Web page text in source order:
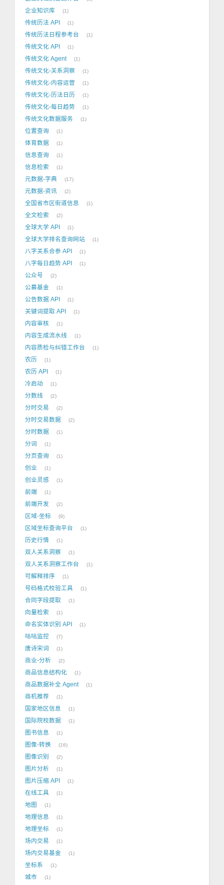
企业知识库 1
传统历法 API 1
传统历法日程参考台 1
传统文化 API 1
传统文化 Agent 1
传统文化-关系洞察 1
传统文化-内容运营 1
传统文化-历法日历 1
传统文化-每日趋势 1
传统文化数据服务 1
位置查询 1
体育数据 1
信息查询 1
信息检索 1
元数据-字典 17
元数据-资讯 2
全国省市区街道信息 1
全文检索 2
全球大学 API 1
全球大学排名查询网站 1
八字关系合参 API 1
八字每日趋势 API 1
公众号 2
公募基金 1
公告数据 API 1
关键词提取 API 1
内容审核 1
内容生成流水线 1
内容质检与纠错工作台 1
农历 1
农历 API 1
冷启动 1
分数线 2
分时交易 2
分时交易数据 2
分时数据 1
分词 1
分页查询 1
创业 1
创业灵感 1
前端 1
前端开发 2
区域-坐标 9
区域坐标查询平台 1
历史行情 1
双人关系洞察 1
双人关系洞察工作台 1
可解释排序 1
号码格式校验工具 1
合同字段提取 1
向量检索 1
命名实体识别 API 1
咕咕监控 7
唐诗宋词 1
商业-分析 2
商品信息结构化 1
商品数据补全 Agent 1
商机推荐 1
国家地区信息 1
国际院校数据 1
图书信息 1
图像-转换 16
图像识别 2
图片分析 1
图片压缩 API 1
在线工具 1
地图 1
地理信息 1
地理坐标 1
场内交易 1
场内交易基金 1
坐标系 1
城市 1